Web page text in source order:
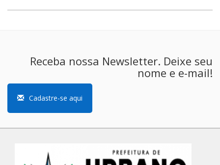
Receba nossa Newsletter. Deixe seu
nome e e-mail!
Cadastre-se aqui